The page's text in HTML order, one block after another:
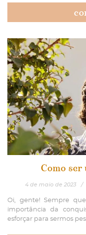
Como
4 de maio de 2023 /
Oi, gente! Sempre
importância da
esforçar para sermos